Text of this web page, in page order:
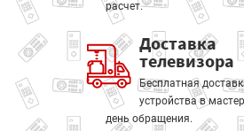
расчет.
Доставка
телевизора
Бесплатная
устройства в
день обращения.